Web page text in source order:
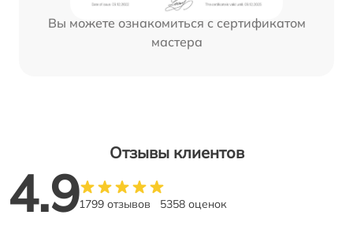
Вы можете ознакомиться с сертификатом
мастера
Отзывы клиентов
4.91799 отзывов 5358 оценок